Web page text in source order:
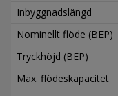
Inbyggnadslängd
Nominellt flöde (BEP)
Tryckhöjd (BEP)
Max. flödeskapacitet